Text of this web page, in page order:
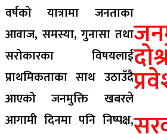
वर्षको यात्रामा जनताका
आवाज, समस्या, गुनासा तथा
सरोकारका विषयलाई
प्राथमिकताका साथ उठाउँदै
आएको जनमुक्ति खबरले
आगामी दिनमा पनि निष्पक्ष,